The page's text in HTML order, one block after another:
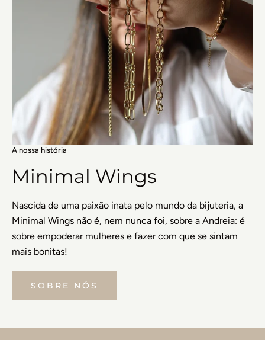
A nossa história
Minimal Wings
Nascida de uma paixão inata pelo mundo da bijuteria, a
Minimal Wings não é, nem nunca foi, sobre a Andreia: é
sobre empoderar mulheres e fazer com que se sintam
mais bonitas!
SOBRE NÓS